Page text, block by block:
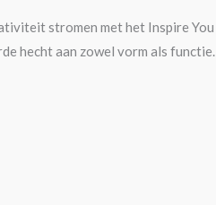
stromen met het Inspire
hecht aan zowel vorm als functie.